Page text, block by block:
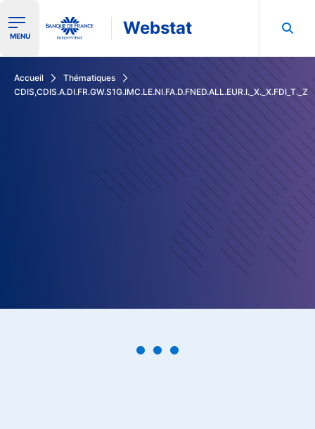
Ouvrir le menu de navigation
MENU Webstat
Accueil
Thématiques
CDIS,CDIS.A.DI.FR.GW.S1G.IMC.LE.NI.FA.D.FNED.ALL.EUR.I._X._X.FDI_T._Z